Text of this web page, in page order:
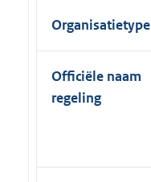
Organisatietype
Officiële naam
regeling